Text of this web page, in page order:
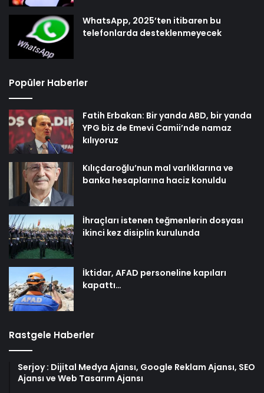
WhatsApp, 2025’ten itibaren bu
telefonlarda desteklenmeyecek
Popüler Haberler
Fatih Erbakan: Bir yanda ABD, bir yanda
YPG biz de Emevi Camii’nde namaz
kılıyoruz
Kılıçdaroğlu’nun mal varlıklarına ve
banka hesaplarına haciz konuldu
İhraçları istenen teğmenlerin dosyası
ikinci kez disiplin kurulunda
İktidar, AFAD personeline kapıları
kapattı…
Rastgele Haberler
Serjoy : Dijital Medya Ajansı, Google Reklam Ajansı, SEO
Ajansı ve Web Tasarım Ajansı